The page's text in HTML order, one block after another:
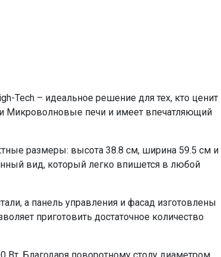
Tech – идеальное решение для тех, кто ценит
Микроволновые печи и имеет впечатляющий
размеры: высота 38.8 см, ширина 59.5 см и
вид, который легко впишется в любой
а панель управления и фасад изготовлены
приготовить достаточное количество
Вт. Благодаря поворотному столу диаметром